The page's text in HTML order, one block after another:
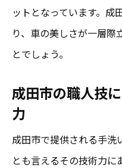
ットとなっています。成
り、車の美しさが一層際
とでしょう。
成田市の職人技
力
成田市で提供される手洗
とも言えるその技術力に